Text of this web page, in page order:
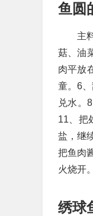
鱼圆
主
菇、油
肉平放
童。6
兑水。
11、把
盐，继
把鱼肉
火烧开
绣球